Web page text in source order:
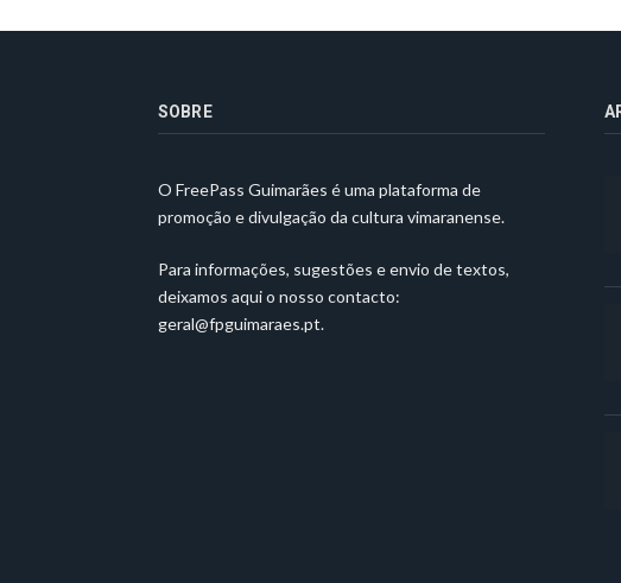
SOBRE
O FreePass Guimarães é uma plataforma de
promoção e divulgação da cultura vimaranense.
Para informações, sugestões e envio de textos,
deixamos aqui o nosso contacto:
geral@fpguimaraes.pt.